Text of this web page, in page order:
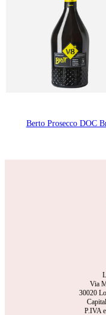
Berto Prosecco DOC
Via
30020
P.IVA